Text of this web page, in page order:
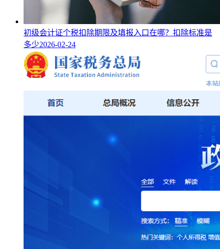
初级会计证个税扣除期限及填报入口在哪？扣除标准是
多少2026-02-24